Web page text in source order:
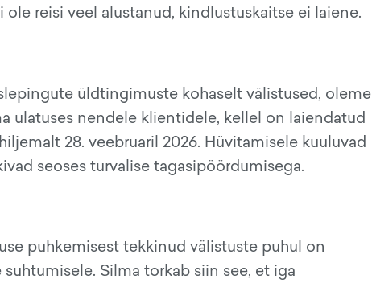
reisi veel alustanud, kindlustuskaitse ei laiene.
üldtingimuste kohaselt välistused, oleme
ulatuses nendele klientidele, kellel on laiendatud
28. veebruaril 2026. Hüvitamisele kuuluvad
seoses turvalise tagasipöördumisega.
puhkemisest tekkinud välistuste puhul on
Silma torkab siin see, et iga